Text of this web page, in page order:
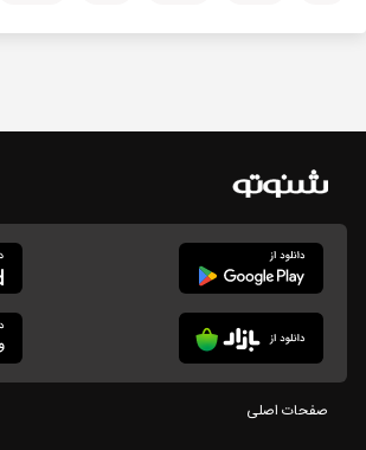
صفحات اصلی